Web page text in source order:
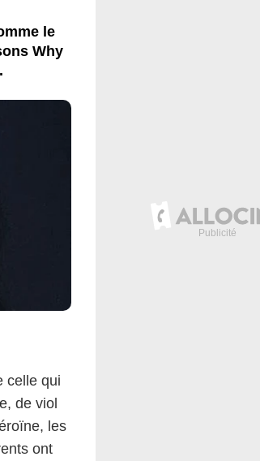
le
Why
celle qui
de viol
les
ont